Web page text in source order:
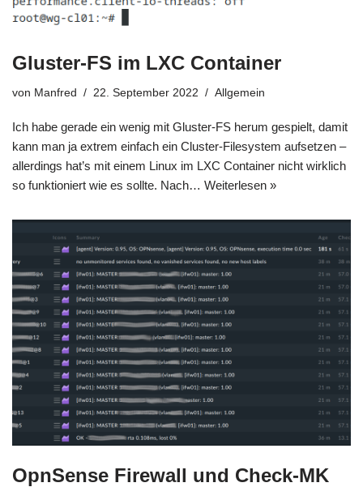
Gluster-FS im LXC Container
von Manfred 22. September 2022 Allgemein
Ich habe gerade ein wenig mit Gluster-FS herum gespielt, damit
kann man ja extrem einfach ein Cluster-Filesystem aufsetzen –
allerdings hat’s mit einem Linux im LXC Container nicht wirklich
so funktioniert wie es sollte. Nach… Weiterlesen »
OpnSense Firewall und Check-MK